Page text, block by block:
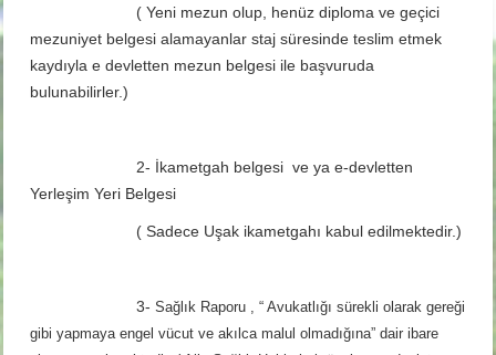
( Yeni mezun olup, henüz diploma ve geçici
mezuniyet belgesi alamayanlar staj süresinde teslim etmek
kaydıyla e devletten mezun belgesi ile başvuruda
bulunabilirler.)
2- İkametgah belgesi ve ya e-devletten
Yerleşim Yeri Belgesi
( Sadece Uşak ikametgahı kabul edilmektedir.)
3- Sağlık Raporu , “ Avukatlığı sürekli olarak gereği
gibi yapmaya engel vücut ve akılca malul olmadığına” dair ibare